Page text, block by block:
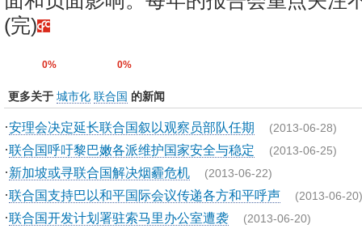
(完)
0% 0%
更多关于 城市化 联合国 的新闻
·安理会决定延长联合国叙以观察员部队任期 (2013-06-28)
·联合国呼吁黎巴嫩各派维护国家安全与稳定 (2013-06-25)
·新加坡或寻联合国解决烟霾危机 (2013-06-22)
·联合国支持巴以和平国际会议传递各方和平呼声 (2013-06-20)
·联合国开发计划署驻索马里办公室遭袭 (2013-06-20)